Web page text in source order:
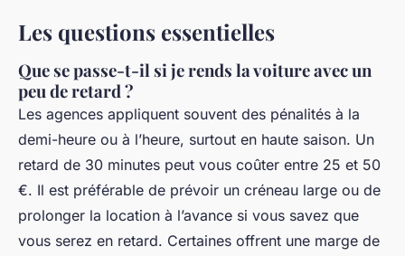
Les questions essentielles
Que se passe-t-il si je rends la voiture avec un
peu de retard ?
Les agences appliquent souvent des pénalités à la
demi-heure ou à l’heure, surtout en haute saison. Un
retard de 30 minutes peut vous coûter entre 25 et 50
€. Il est préférable de prévoir un créneau large ou de
prolonger la location à l’avance si vous savez que
vous serez en retard. Certaines offrent une marge de